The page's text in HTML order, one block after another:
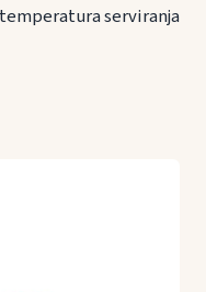
serviranja